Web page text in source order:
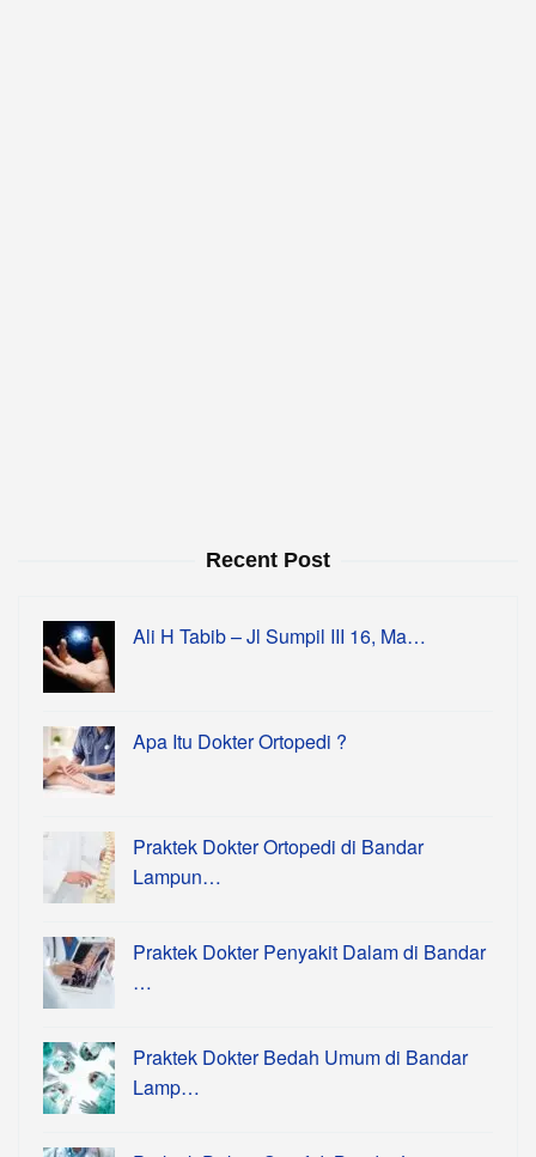
Recent Post
Ali H Tabib – Jl Sumpil III 16, Ma…
Apa Itu Dokter Ortopedi ?
Praktek Dokter Ortopedi di Bandar
Lampun…
Praktek Dokter Penyakit Dalam di Bandar
…
Praktek Dokter Bedah Umum di Bandar
Lamp…